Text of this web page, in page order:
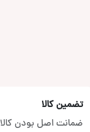
تضمین کالا
ضمانت اصل بودن کالا